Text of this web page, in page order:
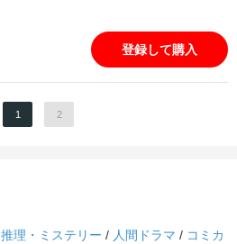
登録して購入
1 2
推理・ミステリー / 人間ドラマ / コミカ